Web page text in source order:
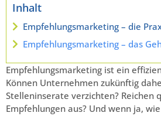
Inhalt
Empfehlungsmarketing – die
Empfehlungsmarketing – das
Empfehlungsmarketing ist ein
Können Unternehmen zukünftig
Stelleninserate verzichten? Reichen
Empfehlungen aus? Und wenn ja,